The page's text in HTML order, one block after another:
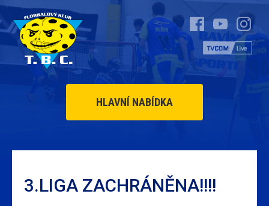
HLAVNÍ NABÍDKA
3.LIGA ZACHRÁNĚNA!!!!